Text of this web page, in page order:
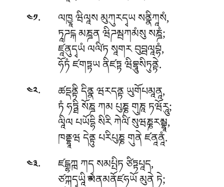
༤༡. ལཁྱཱ ཝིལཱས མུཀུརདྭཡ སནྣིཀཱསཾ,
ཏཱཌངྐ མཎྜན ཝིཌམྦཀམཾསུ སཎྜཾ;
ཛཱནུདྭཡཾ ལལི༹ཏ སཱགར བུབྦལཱབྷཾ,
ཧོཏཾ ཛགཏྟཡ ནིཛཏྟ ཝིབྷཱུསིཏུནྟེ.
༤༢. ཚདྡནྟི དིནྣ ཝརདནྟ ཡུགོཔམཱནཱ,
ཏཾ ཧཏྠི སོཎྜ ཀམ པུཎྞ གུཎཱ ཏཝོརཱུ;
ལཱིལ པཡོདྷི སིརི ཀེལི༹ སུཝཎྞརམྦྷཱ,
ཁནྡྷཱཝ དེནྟུ པརིཔུཎྞ གུནེ ཛནཱནཱཾ.
༤༣. ཛངྒྷཀྑ ཀདྭྱ སམཔྤིཏ ཙིཏྟཔཱད,